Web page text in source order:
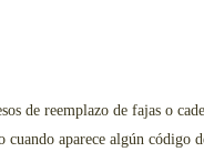
de reemplazo de fajas o
cuando aparece algún código